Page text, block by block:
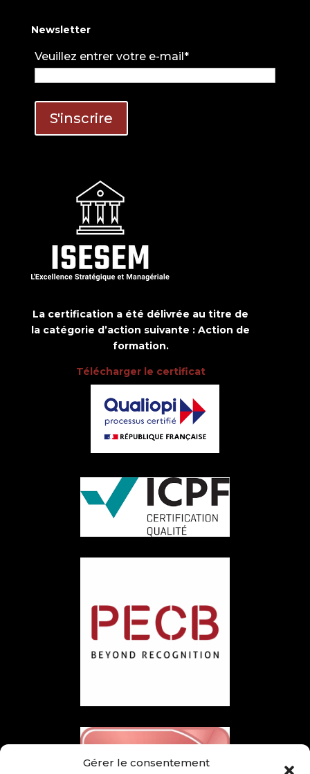
Gérer le consentement
Newsletter
Veuillez entrer votre e-mail*
La certification a été délivrée au titre de
la catégorie d’action suivante : Action de
formation.
Télécharger le certificat